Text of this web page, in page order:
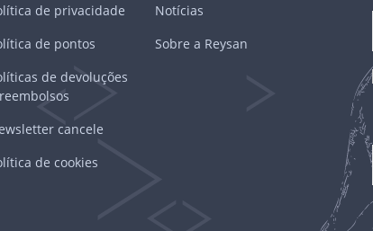
de privacidade
de pontos
de devoluções
cancele
de cookies
Notícias
Sobre a Reysan